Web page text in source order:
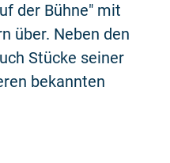
der Bühne" mit
über. Neben den
Stücke seiner
bekannten